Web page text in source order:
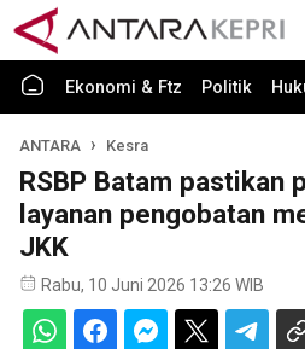
Ekonomi & Ftz Politik
ANTARA Kesra
RSBP Batam pastikan
layanan pengobatan
JKK
Rabu, 10 Juni 2026 13:26 WIB